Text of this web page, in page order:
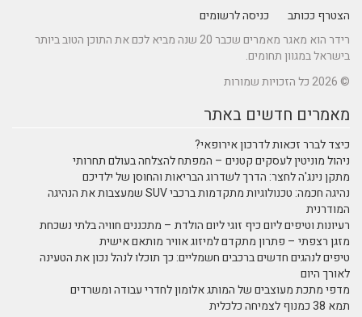
הצטרף ככותב
כניסה לרשומים
רידר הוא מאגר מאמרים שכבר 20 שנה מביא לכם את התוכן הטוב ביותר
בישראל במגוון תחומים.
© 2026 כל הזכויות שמורות
מאמרים חדשים באתר
כיצד לברר זכאות לדרכון אירופאי?
ניהול מוניטין לעסקים קטנים – המפתח להצלחה בעולם תחרותי
מתקן נינג'ה לחצר: הדרך לשדרוג הבריאות והחוסן של ילדיכם
נהיגה חכמה: טכנולוגיות מתקדמות ברכבי SUV שמעצבות את הנהיגה
המודרנית
רעיונות וטיפים ליום כיף זוגי ליום הולדת – מתכננים חוויה בלתי נשכחת
מזגן רצפתי – פתרון מתקדם למיזוג אוויר מותאם אישית
טיפים לנהגים חדשים ברכבים חשמליים: כך תוכלו לנהל נכון את הטעינה
לאורך היום
מדפי מתכת מעוצבים של המותג אלומון לחדרי עבודה ומשרדים
תמא 38 כמנוף לצמיחה כלכלית